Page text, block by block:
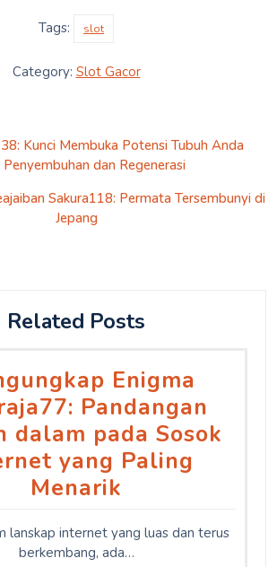
Tags: slot
Category: Slot Gacor
Kunci Membuka Potensi Tubuh Anda
dan Regenerasi
Sakura118: Permata Tersembunyi di
Jepang
Related Posts
Enigma
Pandangan
dalam pada Sosok
yang Paling
Menarik
lanskap internet yang luas dan terus
berkembang, ada…